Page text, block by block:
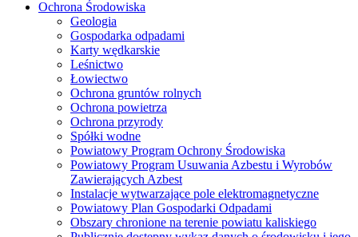
Ochrona Środowiska
Geologia
Gospodarka odpadami
Karty wędkarskie
Leśnictwo
Łowiectwo
Ochrona gruntów rolnych
Ochrona powietrza
Ochrona przyrody
Spółki wodne
Powiatowy Program Ochrony Środowiska
Powiatowy Program Usuwania Azbestu i Wyrobów
Zawierających Azbest
Instalacje wytwarzające pole elektromagnetyczne
Powiatowy Plan Gospodarki Odpadami
Obszary chronione na terenie powiatu kaliskiego